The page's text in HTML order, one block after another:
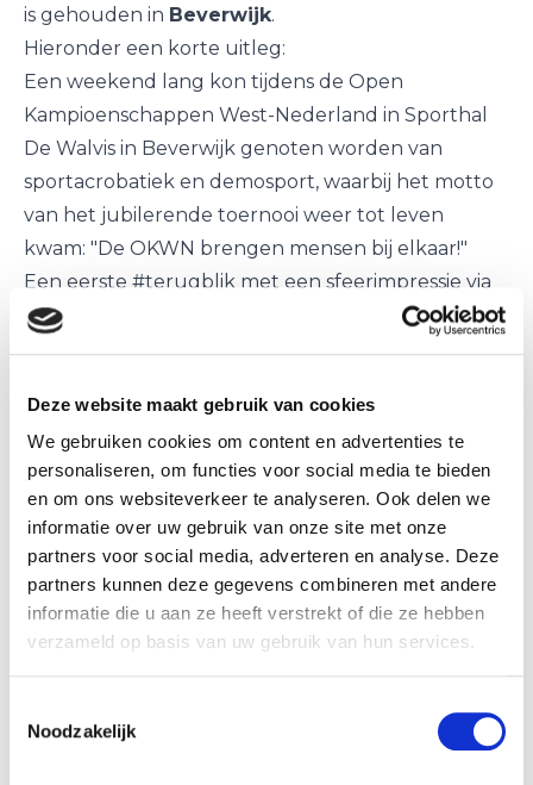
Deze website maakt gebruik van cookies
We gebruiken cookies om content en advertenties te
personaliseren, om functies voor social media te bieden
en om ons websiteverkeer te analyseren. Ook delen we
informatie over uw gebruik van onze site met onze
partners voor social media, adverteren en analyse. Deze
partners kunnen deze gegevens combineren met andere
informatie die u aan ze heeft verstrekt of die ze hebben
verzameld op basis van uw gebruik van hun services.
Noodzakelijk
is gehouden in Beverwijk.
Hieronder een korte uitleg:
Een weekend lang kon tijdens de Open
Kampioenschappen West-Nederland in Sporthal
De Walvis in Beverwijk genoten worden van
sportacrobatiek en demosport, waarbij het motto
van het jubilerende toernooi weer tot leven
kwam: "De OKWN brengen mensen bij elkaar!"
Een eerste ‪#‎terugblik‬ met een sfeerimpressie via
de snelle foto's van vele mooie momenten,
ontmoetingen, sportemotie, coachingpower, een
gouden speldjes en bovenal sportplezier in de
prachtige accommodatie met veel‪#‎acropower‬
‪#‎demopower‬
De organisatie van de OKWN - in handen van het
team van CCO Zaandam en voor de laatste keer
onder leiding van Map Jansen -, die alles tot in de
puntjes geregeld had en iedereen uitstekend
ontving, kan terugkijken op een geslaagde missie:
maar blije gezichten en tevreden mensen. De
enkele traan die rolde werd weggepinkt, elke